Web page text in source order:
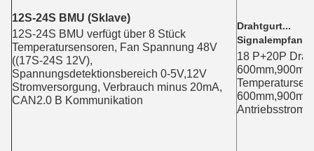
12S-24S BMU (Sklave)
12S-24S BMU verfügt über 8 Stück
Temperatursensoren, Fan Spannung 48V
((17S-24S 12V),
Spannungsdetektionsbereich 0-5V,12V
Stromversorgung, Verbrauch minus 20mA,
CAN2.0 B Kommunikation
Drahtgurt...
18 P+20P
Antriebsstrom: